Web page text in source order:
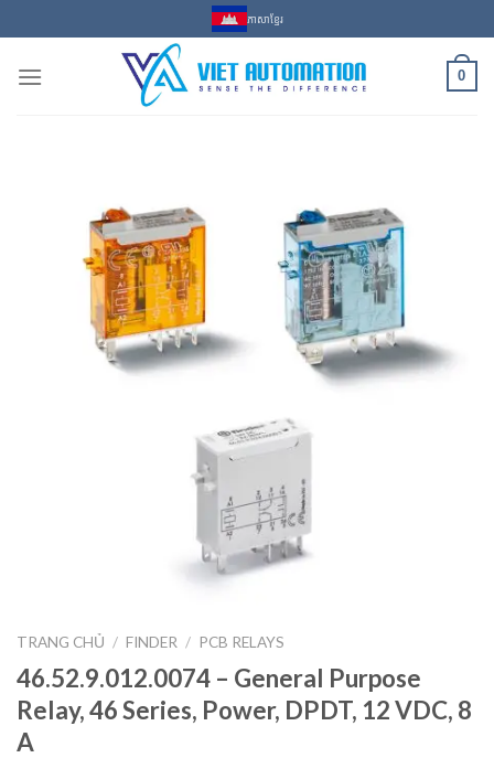
to
content
ភាសាខ្មែរ
0
TRANG CHỦ / FINDER / PCB RELAYS
46.52.9.012.0074 – General Purpose
Relay, 46 Series, Power, DPDT, 12 VDC, 8
A